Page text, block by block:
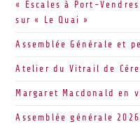
« Escales à Port-
sur « Le Quai »
Assemblée Générale et
Atelier du Vitrail de
Margaret Macdonald en
Assemblée générale